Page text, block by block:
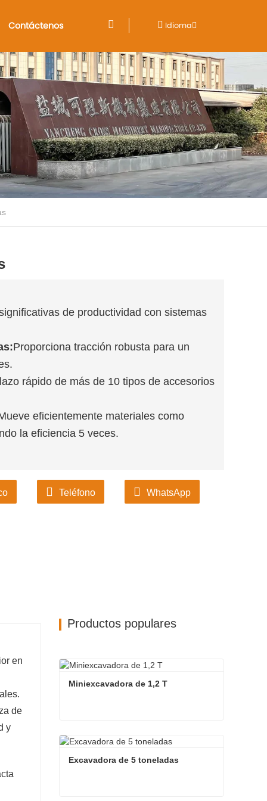
Contáctenos Idioma
de productividad con sistemas
Proporciona tracción robusta para un
rápido de más de 10 tipos de accesorios
eficientemente materiales como
la eficiencia 5 veces.
Teléfono WhatsApp
en
de
y
Productos populares
Miniexcavadora de 1,2 T
Miniexcavadora de 1,2 T
Contacta ahora
Excavadora de 5 toneladas